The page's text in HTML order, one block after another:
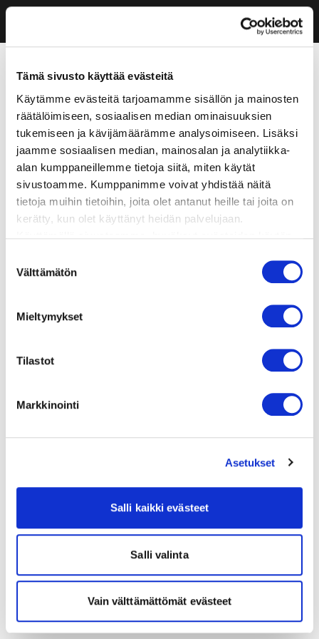
Tämä sivusto käyttää evästeitä
Käytämme evästeitä tarjoamamme sisällön ja mainosten
räätälöimiseen, sosiaalisen median ominaisuuksien
tukemiseen ja kävijämäärämme analysoimiseen. Lisäksi
jaamme sosiaalisen median, mainosalan ja analytiikka-
alan kumppaneillemme tietoja siitä, miten käytät
sivustoamme. Kumppanimme voivat yhdistää näitä
tietoja muihin tietoihin, joita olet antanut heille tai joita on
kerätty, kun olet käyttänyt heidän palvelujaan.
valinta
Välttämätön
Mieltymykset
Tilastot
Markkinointi
Asetukset
Salli kaikki evästeet
Salli valinta
Vain välttämättömät evästeet